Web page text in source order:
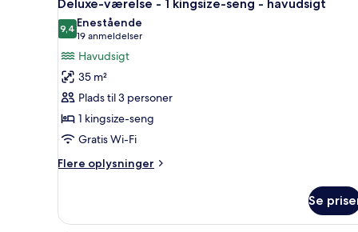
alle
billeder
af
Deluxe-
værelse
-
1
kingsize-
seng
Deluxe-værelse - 1 kingsize-seng - havudsigt
9,49,4 ud af 10
Enestående
19 anmeldelser
(19
anmeldelser)
Havudsigt
35 m²
Plads til 3 personer
1 kingsize-seng
Gratis Wi-Fi
Flere oplysninger
Flere
værelse
Se